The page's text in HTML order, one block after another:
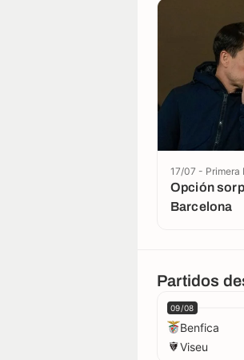
Opción
Barcelona
17/07 - Primera
Partidos
09/08
Benfica
Viseu